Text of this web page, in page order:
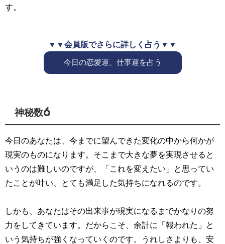
す。
▼▼会員版でさらに詳しく占う▼▼
今日の恋愛運、仕事運を占う
神秘数6
今日のあなたは、今までに望んできた変化の中から何かが
現実のものになります。そこまで大きな夢を実現させると
いうのは難しいのですが、「これを変えたい」と思ってい
たことが叶い、とても満足した気持ちになれるのです。
しかも、あなたはその出来事が現実になるまでかなりの努
力をしてきています。だからこそ、余計に「報われた」と
いう気持ちが強くなっていくのです。うれしさよりも、安